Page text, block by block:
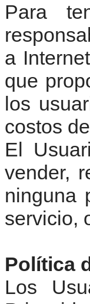
Para
a
que
los
costos
El
vender,
ninguna
servicio,
Política
Los